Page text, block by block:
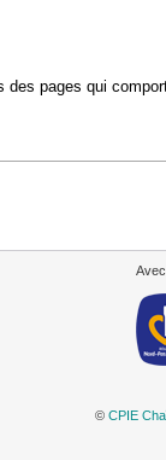
pages qui
© CPIE